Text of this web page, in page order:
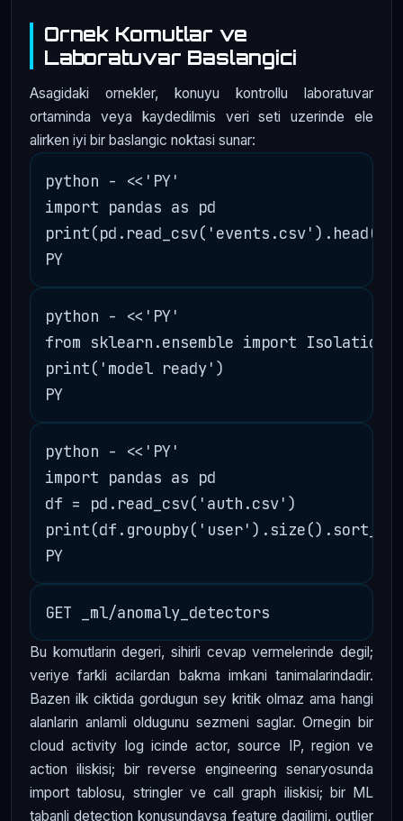
Ornek Komutlar ve
Laboratuvar Baslangici
Asagidaki ornekler, konuyu kontrollu laboratuvar
ortaminda veya kaydedilmis veri seti uzerinde ele
alirken iyi bir baslangic noktasi sunar:
python - <<'PY'
import pandas as pd
print(pd.read_csv('events.csv').head())
python - <<'PY'
from sklearn.ensemble import
print('model ready')
python - <<'PY'
import pandas as pd
df = pd.read_csv('auth.csv')
Bu komutlarin degeri, sihirli cevap vermelerinde degil;
veriye farkli acilardan bakma imkani tanimalarindadir.
Bazen ilk ciktida gordugun sey kritik olmaz ama hangi
alanlarin anlamli oldugunu sezmeni saglar. Ornegin bir
cloud activity log icinde actor, source IP, region ve
action iliskisi; bir reverse engineering senaryosunda
import tablosu, stringler ve call graph iliskisi; bir ML
tabanli detection konusundaysa feature dagilimi, outlier